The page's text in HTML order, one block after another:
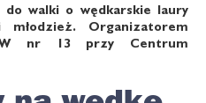
walki o wędkarskie laury
Organizatorem
nr 13 przy Centrum